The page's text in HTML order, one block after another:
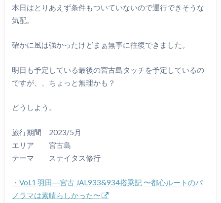
本日はとりあえず条件もついていないので運行できそうな
気配。
確かに風は強かったけどまぁ無事に往復できました。
明日も予定している最後の宮古島タッチを予定しているの
ですが、、ちょっと無理かも？
どうしよう。
旅行期間 2023/5月
エリア 宮古島
テーマ ステイタス修行
・Vol.1 羽田―宮古 JAL933&934搭乗記 〜都心ルートのパ
ノラマは素晴らしかった〜